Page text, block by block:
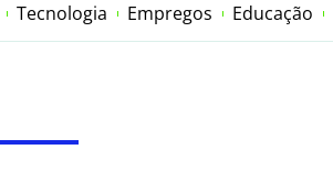
Tecnologia Empregos Educação